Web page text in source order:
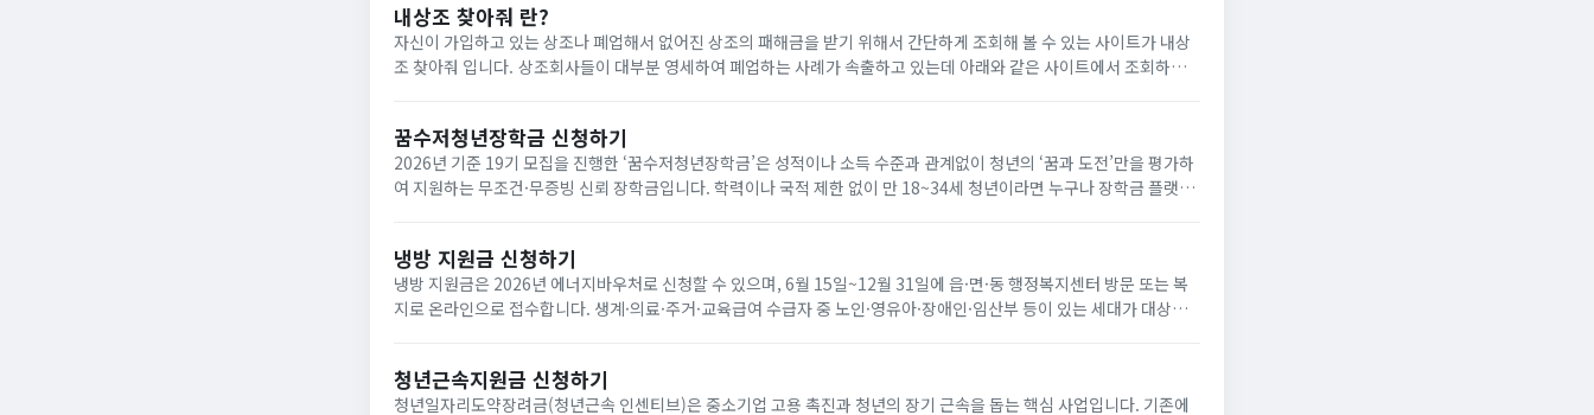
내상조 찾아줘 란?
자신이 가입하고 있는 상조나 폐업해서 없어진 상조의 패해금을 받기 위해서 간단하게 조회해 볼 수 있는 사이트가 내상
조 찾아줘 입니다. 상조회사들이 대부분 영세하여 폐업하는 사례가 속출하고 있는데 아래와 같은 사이트에서 조회하면
꿈수저청년장학금 신청하기
2026년 기준 19기 모집을 진행한 ‘꿈수저청년장학금’은 성적이나 소득 수준과 관계없이 청년의 ‘꿈과 도전’만을 평가하
여 지원하는 무조건·무증빙 신뢰 장학금입니다. 학력이나 국적 제한 없이 만 18~34세 청년이라면 누구나 장학금 플랫폼
냉방 지원금 신청하기
냉방 지원금은 2026년 에너지바우처로 신청할 수 있으며, 6월 15일~12월 31일에 읍·면·동 행정복지센터 방문 또는 복
지로 온라인으로 접수합니다. 생계·의료·주거·교육급여 수급자 중 노인·영유아·장애인·임산부 등이 있는 세대가 대상
청년근속지원금 신청하기
청년일자리도약장려금(청년근속 인센티브)은 중소기업 고용 촉진과 청년의 장기 근속을 돕는 핵심 사업입니다. 기존에